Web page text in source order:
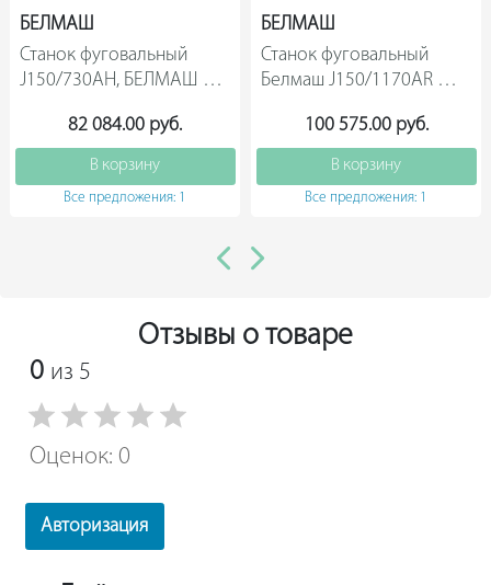
строгальных столов: 2240 мм.
Комплектация: Станок в сборе. Параллельный упор в
сбор. Упоры для рук. Устройство для установки ножей.
Упаковка.
БЕЛМАШ
Станок фуговальный
J150/730AH, БЕЛМАШ
82 084.00 руб.
В корзину
Все предложения: 1
БЕЛМАШ
Станок фуговальный
Белмаш J150/1170AR
100 575.00 руб.
В корзину
Все предложения: 1
Отзывы о товаре
0 из 5
Оценок: 0
Авторизация